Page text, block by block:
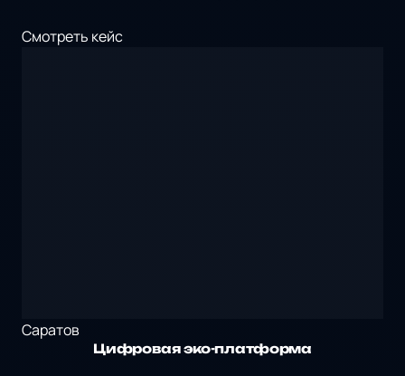
Смотреть кейс
Саратов
Цифровая эко-платформа